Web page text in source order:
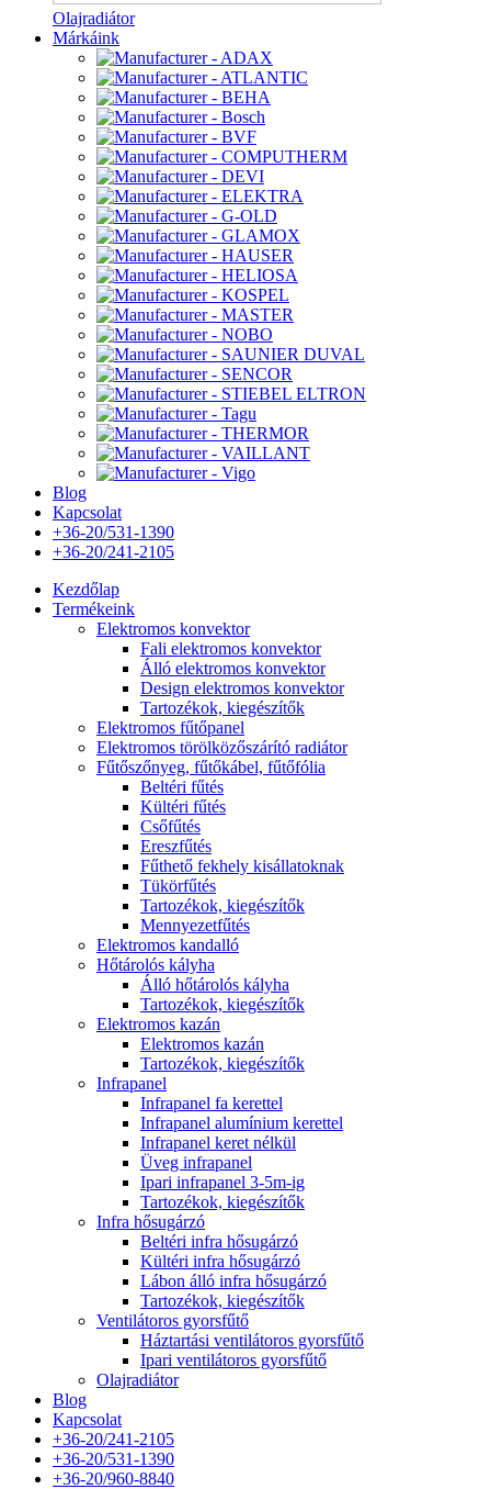
Olajradiátor
Márkáink
Blog
Kapcsolat
+36-20/531-1390
+36-20/241-2105
Kezdőlap
Termékeink
Elektromos konvektor
Fali elektromos konvektor
Álló elektromos konvektor
Design elektromos konvektor
Tartozékok, kiegészítők
Elektromos fűtőpanel
Elektromos törölközőszárító radiátor
Fűtőszőnyeg, fűtőkábel, fűtőfólia
Beltéri fűtés
Kültéri fűtés
Csőfűtés
Ereszfűtés
Fűthető fekhely kisállatoknak
Tükörfűtés
Tartozékok, kiegészítők
Mennyezetfűtés
Elektromos kandalló
Hőtárolós kályha
Álló hőtárolós kályha
Tartozékok, kiegészítők
Elektromos kazán
Elektromos kazán
Tartozékok, kiegészítők
Infrapanel
Infrapanel fa kerettel
Infrapanel alumínium kerettel
Infrapanel keret nélkül
Üveg infrapanel
Ipari infrapanel 3-5m-ig
Tartozékok, kiegészítők
Infra hősugárzó
Beltéri infra hősugárzó
Kültéri infra hősugárzó
Lábon álló infra hősugárzó
Tartozékok, kiegészítők
Ventilátoros gyorsfűtő
Háztartási ventilátoros gyorsfűtő
Ipari ventilátoros gyorsfűtő
Olajradiátor
Blog
Kapcsolat
+36-20/241-2105
+36-20/531-1390
+36-20/960-8840